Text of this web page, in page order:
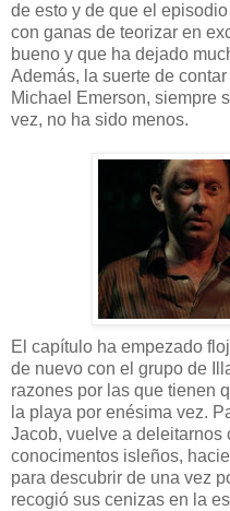
de esto y de que el
con ganas de teorizar en
bueno y que ha dejado
Además, la suerte de
Michael Emerson, siempre
vez, no ha sido menos.
El capítulo ha empezado
de nuevo con el grupo de
razones por las que tienen
la playa por enésima vez.
Jacob, vuelve a deleitarnos
conocimentos isleños,
para descubrir de una vez
recogió sus cenizas en la